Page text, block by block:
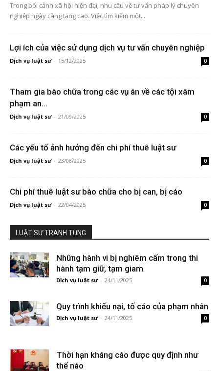
Trong bối cảnh xã hội hiện đại, nhu cầu về tư vấn pháp lý chuyên
nghiệp ngày càng tăng cao. Việc tìm kiếm một...
Lợi ích của việc sử dụng dịch vụ tư vấn chuyên nghiệp
Dịch vụ luật sư - 15/12/2025 0
Tham gia bào chữa trong các vụ án về các tội xâm
phạm an...
Dịch vụ luật sư - 21/09/2025 0
Các yếu tố ảnh hưởng đến chi phí thuê luật sư
Dịch vụ luật sư - 23/08/2025 0
Chi phí thuê luật sư bào chữa cho bị can, bị cáo
Dịch vụ luật sư - 22/04/2025 0
LUẬT SƯ TRANH TỤNG
Những hành vi bị nghiêm cấm trong thi
hành tạm giữ, tạm giam
Dịch vụ luật sư - 24/11/2025 0
Quy trình khiếu nại, tố cáo của phạm nhân
Dịch vụ luật sư - 24/11/2025 0
Thời hạn kháng cáo được quy định như
thế nào